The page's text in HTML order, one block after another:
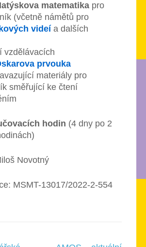
matematika pro
(včetně námětů pro
videí a dalších
vzdělávacích
prvouka
materiály pro
směřující ke čtení
hodin (4 dny po 2
Novotný
MSMT-13017/2022-2-554